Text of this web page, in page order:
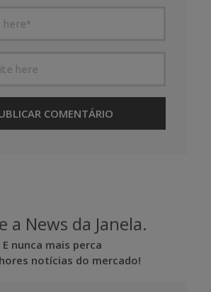
a News da Janela.
E nunca mais perca
notícias do mercado!